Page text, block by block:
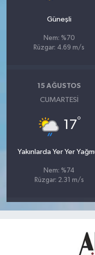
Güneşli
Nem: %70
Rüzgar: 4.69 m/s
15 AĞUSTOS
CUMARTESI
17°
Yakınlarda Yer Yer
Nem: %74
Rüzgar: 2.31 m/s